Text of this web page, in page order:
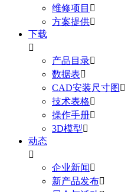
维修项目 
方案提供
下载

产品目录
数据表
CAD安装尺寸图 
技术表格
操作手册
3D模型
动态

企业新闻 
新产品发布